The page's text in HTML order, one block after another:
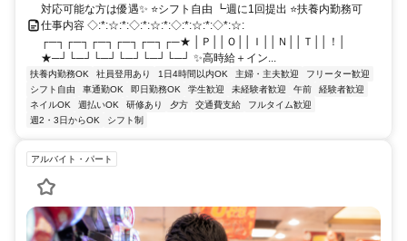
対応可能な方は優遇✨ ⭐シフト自由 ┗週に1回提出 ⭐扶養内勤務可
仕事内容 ◇:*:☆:*:◇:*:☆:*:◇:*:☆:*:◇*:☆:
┌─┐┌─┐┌─┐┌─┐┌─┐┌─★ │Ｐ││Ｏ││Ｉ││Ｎ││Ｔ││！│
★─┘└─┘└─┘└─┘└─┘└─┘ ✨高時給＋イン...
扶養内勤務OK 社員登用あり 1日4時間以内OK 主婦・主夫歓迎
フリーター歓迎
シフト自由
車通勤OK 即日勤務OK 学生歓迎 未経験者歓迎 午前
経験者歓迎
ネイルOK
週払いOK 研修あり 夕方 交通費支給
フルタイム歓迎
週2・3日からOK
シフト制
アルバイト・パート